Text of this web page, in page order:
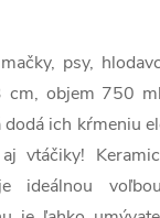
psy,
objem 750
ich kŕmeniu
vtáčiky!
ideálnou